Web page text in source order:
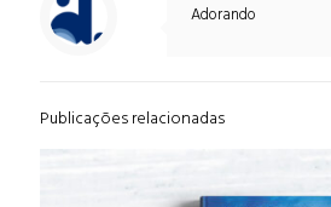
Adorando
Publicações relacionadas